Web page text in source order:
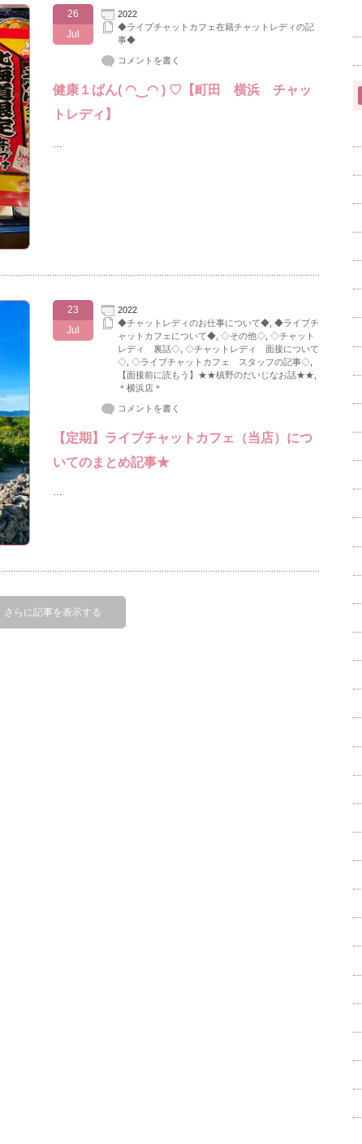
26
Jul
2022
◆ライブチャットカフェ在籍チャットレディの記
事◆
コメントを書く
健康１ばん( ◠‿◠ ) ♡【町田 横浜 チャッ
トレディ】
…
23
Jul
2022
◆チャットレディのお仕事について◆ ◆ライブチ
ャットカフェについて◆ ◇その他◇ ◇チャット
レディ 裏話◇ ◇チャットレディ 面接について
◇ ◇ライブチャットカフェ スタッフの記事◇
【面接前に読もう】★★槙野のだいじなお話★★
＊横浜店＊
コメントを書く
【定期】ライブチャットカフェ（当店）につ
いてのまとめ記事★
…
さらに記事を表示する